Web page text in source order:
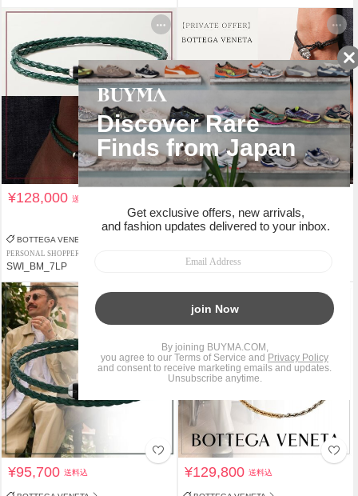
¥128,000送料込
BOTTEGA VENETA
PERSONAL SHOPPER
SWI_BM_7LP
関税負担なし
bonbonniere
¥95,700送料込 ¥129,800送料込